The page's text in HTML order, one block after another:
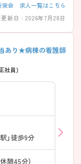
「年間休日122日」でし
り
続的な看護が必要な患
りに寄り添う看護を
■
病
から介護まで幅広い支
方にもぴったりです
体制
栄会 求人一覧はこちら
更新日 : 2026年7月28日
あり★病棟の看護師
社員)
」徒歩9分
憩45分）